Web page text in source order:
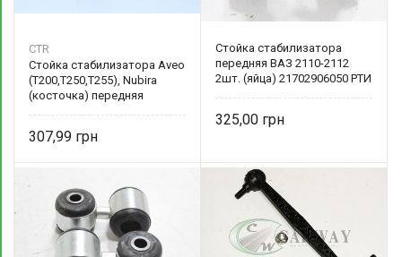
CTR
Стойка стабилизатора Aveo
(T200,T250,T255), Nubira
(косточка) передняя
307,99
Стойка стабилизатора
передняя ВАЗ 2110-2112
2шт. (яйца) 21702906050 РТИ
325,00